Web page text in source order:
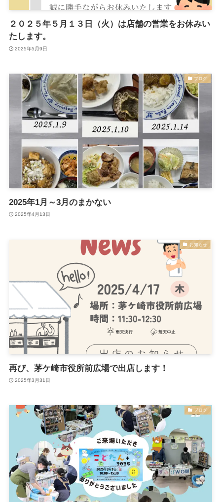
２０２５年５月１３日（火）は店舗の営業をお休みい
たします。
2025年5月9日
ブログ
2025年1月～3月のまかない
2025年4月13日
お知らせ
再び、茅ケ崎市役所前広場で出店します！
2025年3月31日
ブログ